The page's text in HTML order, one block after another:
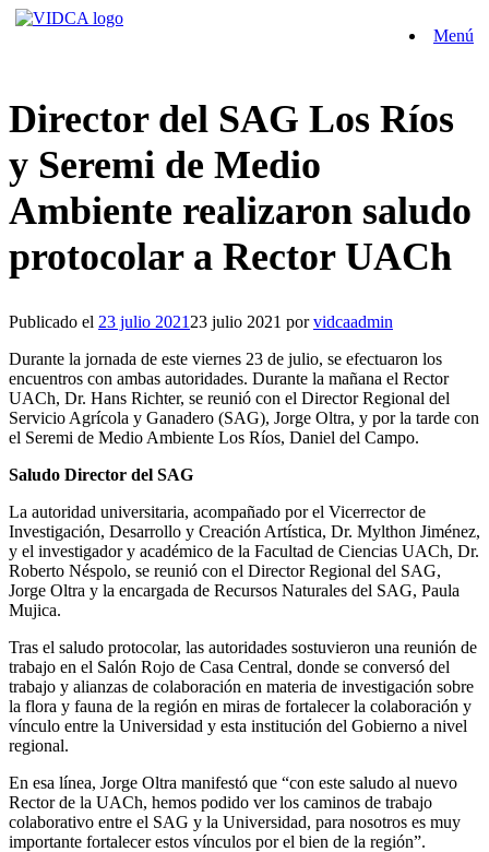
Saltar
Menú
Director del SAG Los Ríos
y Seremi de Medio
Ambiente realizaron saludo
protocolar a Rector UACh
Publicado el 23 julio 2021 23 julio 2021 porvidcaadmin
Durante la jornada de este viernes 23 de julio, se efectuaron los
encuentros con ambas autoridades. Durante la mañana el Rector
UACh, Dr. Hans Richter, se reunió con el Director Regional del
Servicio Agrícola y Ganadero (SAG), Jorge Oltra, y por la tarde con
el Seremi de Medio Ambiente Los Ríos, Daniel del Campo.
Saludo Director del SAG
La autoridad universitaria, acompañado por el Vicerrector de
Investigación, Desarrollo y Creación Artística, Dr. Mylthon Jiménez,
y el investigador y académico de la Facultad de Ciencias UACh, Dr.
Roberto Néspolo, se reunió con el Director Regional del SAG,
Jorge Oltra y la encargada de Recursos Naturales del SAG, Paula
Mujica.
Tras el saludo protocolar, las autoridades sostuvieron una reunión de
trabajo en el Salón Rojo de Casa Central, donde se conversó del
trabajo y alianzas de colaboración en materia de investigación sobre
la flora y fauna de la región en miras de fortalecer la colaboración y
vínculo entre la Universidad y esta institución del Gobierno a nivel
regional.
En esa línea, Jorge Oltra manifestó que “con este saludo al nuevo
Rector de la UACh, hemos podido ver los caminos de trabajo
colaborativo entre el SAG y la Universidad, para nosotros es muy
importante fortalecer estos vínculos por el bien de la región”.